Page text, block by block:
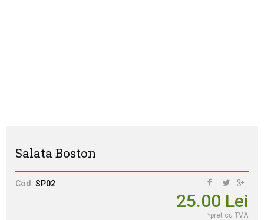
Salata Boston
Cod:SP02
25.00 Lei
*pret cu TVA